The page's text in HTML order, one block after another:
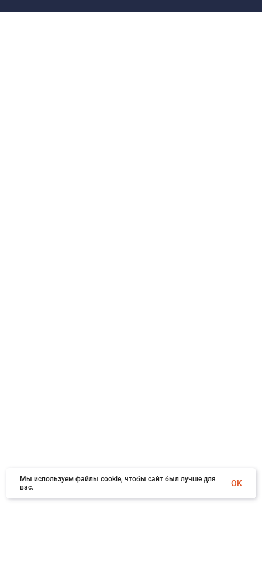
Мы используем файлы cookie, чтобы сайт был лучше для
вас.
OK